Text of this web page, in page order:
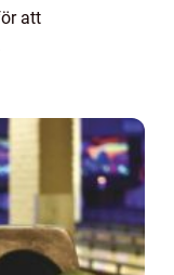
att